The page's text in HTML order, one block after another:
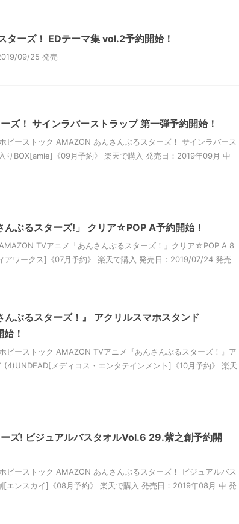
ターズ！ EDテーマ集 vol.2予約開始！
09/25 発売
ズ！ サインラバーストラップ 第一弾予約開始！
ビーストック AMAZON あんさんぶるスターズ！ サインラバース
りBOX[amie]《09月予約》 楽天で購入 発売日：2019年09月 中
んぶるスターズ!」 クリア☆POP A予約開始！
TVアニメ「あんさんぶるスターズ！」クリア☆POP A 8
アワークス]《07月予約》 楽天で購入 発売日：2019/07/24 発売
ぶるスターズ！』 アクリルスマホスタンド
！
ビーストック AMAZON TVアニメ『あんさんぶるスターズ！』ア
(4)UNDEAD[メディコス・エンタテインメント]《10月予約》 楽天
ズ! ビジュアルバスタオルVol.6 29.紫之創予約開
ビーストック AMAZON あんさんぶるスターズ！ ビジュアルバス
[エンスカイ]《08月予約》 楽天で購入 発売日：2019年08月 中 発